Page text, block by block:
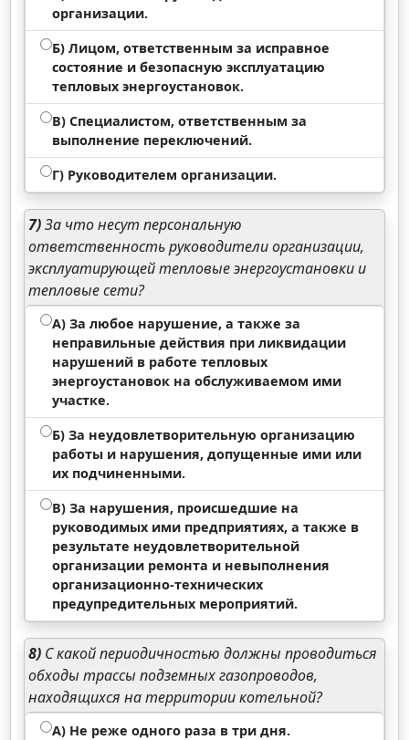
организации.
Б) Лицом, ответственным за исправное
состояние и безопасную эксплуатацию
тепловых энергоустановок.
В) Специалистом, ответственным за
выполнение переключений.
Г) Руководителем организации.
7)За что несут персональную
ответственность руководители организации,
эксплуатирующей тепловые энергоустановки и
тепловые сети?
А) За любое нарушение, а также за
неправильные действия при ликвидации
нарушений в работе тепловых
энергоустановок на обслуживаемом ими
участке.
Б) За неудовлетворительную организацию
работы и нарушения, допущенные ими или
их подчиненными.
В) За нарушения, происшедшие на
руководимых ими предприятиях, а также в
результате неудовлетворительной
организации ремонта и невыполнения
организационно-технических
предупредительных мероприятий.
8) С какой периодичностью должны проводиться
обходы трассы подземных газопроводов,
находящихся на территории котельной?
А) Не реже одного раза в три дня.